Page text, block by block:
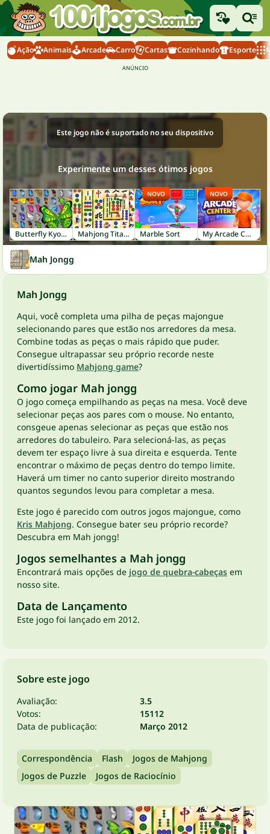
Ação Animais Arcade Carro Cartas Cozinhando Esporte
Este jogo não é suportado no seu dispositivo
Experimente um desses ótimos jogos
Butterfly Kyodai Mahjong Titans Marble Sort
NOVO
My Arcade Center 2
NOVO
Mah Jongg
Mah Jongg
Aqui, você completa uma pilha de peças majongue
selecionando pares que estão nos arredores da mesa.
Combine todas as peças o mais rápido que puder.
Consegue ultrapassar seu próprio recorde neste
divertidíssimo Mahjong game?
Como jogar Mah jongg
O jogo começa empilhando as peças na mesa. Você deve
selecionar peças aos pares com o mouse. No entanto,
consgeue apenas selecionar as peças que estão nos
arredores do tabuleiro. Para selecioná-las, as peças
devem ter espaço livre à sua direita e esquerda. Tente
encontrar o máximo de peças dentro do tempo limite.
Haverá um timer no canto superior direito mostrando
quantos segundos levou para completar a mesa.
Este jogo é parecido com outros jogos majongue, como
Kris Mahjong. Consegue bater seu próprio recorde?
Descubra em Mah jongg!
Jogos semelhantes a Mah jongg
Encontrará mais opções de jogo de quebra-cabeças em
nosso site.
Data de Lançamento
Este jogo foi lançado em 2012.
Sobre este jogo
Avaliação:
3.5
Votos:
15112
Data de publicação:
Março 2012
Correspondência Flash
Jogos de Mahjong
Jogos de Puzzle
Jogos de Raciocínio